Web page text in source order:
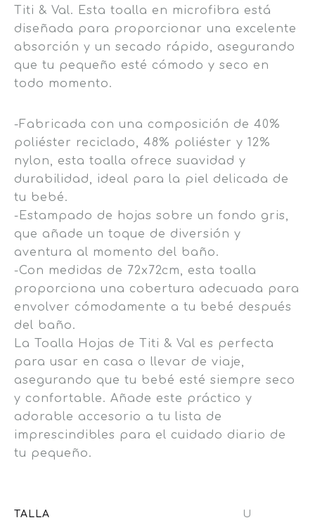
Titi & Val. Esta toalla en microfibra está
diseñada para proporcionar una excelente
absorción y un secado rápido, asegurando
que tu pequeño esté cómodo y seco en
todo momento.
-Fabricada con una composición de 40%
poliéster reciclado, 48% poliéster y 12%
nylon, esta toalla ofrece suavidad y
durabilidad, ideal para la piel delicada de
tu bebé.
-Estampado de hojas sobre un fondo gris,
que añade un toque de diversión y
aventura al momento del baño.
-Con medidas de 72x72cm, esta toalla
proporciona una cobertura adecuada para
envolver cómodamente a tu bebé después
del baño.
La Toalla Hojas de Titi & Val es perfecta
para usar en casa o llevar de viaje,
asegurando que tu bebé esté siempre seco
y confortable. Añade este práctico y
adorable accesorio a tu lista de
imprescindibles para el cuidado diario de
tu pequeño.
TALLA U